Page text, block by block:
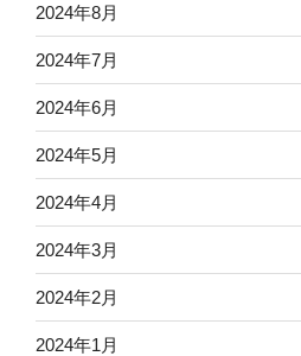
2024年8月
2024年7月
2024年6月
2024年5月
2024年4月
2024年3月
2024年2月
2024年1月